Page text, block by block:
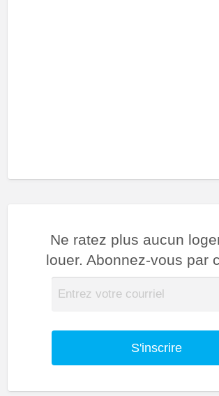
Ne ratez plus aucun
louer. Abonnez-vous par
S'inscrire